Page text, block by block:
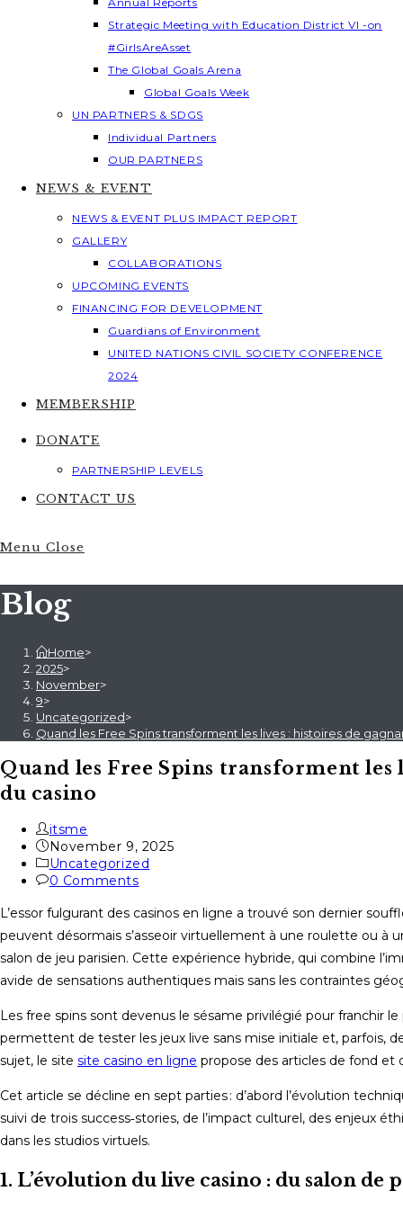
Strategic Meeting with Education District VI -on
#GirlsAreAsset
The Global Goals Arena
Global Goals Week
UN PARTNERS & SDGS
Individual Partners
OUR PARTNERS
NEWS & EVENT
NEWS & EVENT PLUS IMPACT REPORT
GALLERY
COLLABORATIONS
UPCOMING EVENTS
FINANCING FOR DEVELOPMENT
Guardians of Environment
UNITED NATIONS CIVIL SOCIETY CONFERENCE
2024
MEMBERSHIP
DONATE
PARTNERSHIP LEVELS
CONTACT US
Menu Close
Blog
Home>
2025>
November>
9>
Uncategorized>
Quand les Free Spins transforment les lives : histoires de
Quand les Free Spins transforment
du casino
Post
author:
itsme
Post
published:
November 9, 2025
Post
category:
Uncategorized
Post0 Comments
L’essor fulgurant des casinos en ligne a trouvé son dernier
peuvent désormais s’asseoir virtuellement à une roulette ou à
salon de jeu parisien. Cette expérience hybride, qui combine
avide de sensations authentiques mais sans les contraintes
Les free spins sont devenus le sésame privilégié pour franchir
permettent de tester les jeux live sans mise initiale et, parfois,
sujet, le site site casino en ligne propose des articles de fond et
Cet article se décline en sept parties : d’abord l’évolution
suivi de trois success‑stories, de l’impact culturel, des enjeux
dans les studios virtuels.
1. L’évolution du live casino : du salon de